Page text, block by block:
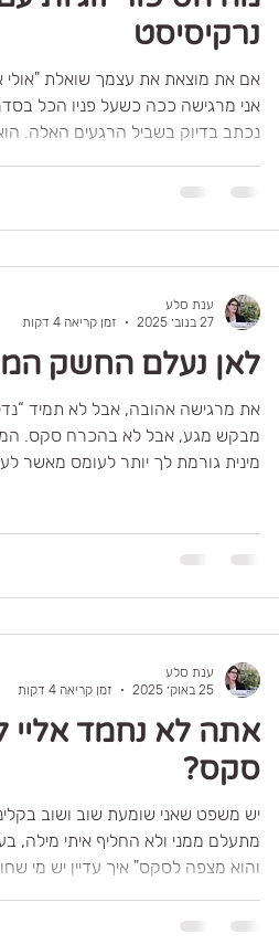
נרקיסיסט
אם את מוצאת את עצמך שואלת "אולי
אני מרגישה ככה כשעל פניו הכל
נכתב בדיוק בשביל הרגעים האלה.
אבל מורגשות היטב מבפנים —
להתבוננות כנה ועדינה, שמנסה
שם לחוויות שקשה להסביר, ולעזור
לעצמך מחדש.
לאן נעלם החשק
את מרגישה אהובה, אבל לא תמיד
מבקש מגע, אבל לא בהכרח סקס.
מינית גורמת לך יותר לעומס מאשר
אנרגיה הרבה מעבר ליכולותייך. אם
מהנהנת בלב, זה לא כי יש בך משהו
סיפור עדין
ענת סלע
27 בנוב׳ 2025
זמן קריאה 4 דקות
אתה לא נחמד אליי
סקס?
מתעלם ממני ולא החליף איתי מילה,
והוא מצפה לסקס" איך
בואו נדבר על זה רגע
ענת סלע
25 באוק׳ 2025
זמן קריאה 4 דקות